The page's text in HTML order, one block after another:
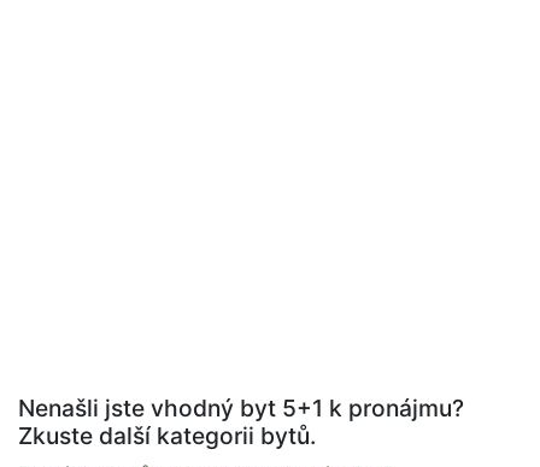
Nenašli jste vhodný byt 5+1 k pronájmu?
Zkuste další kategorii bytů.